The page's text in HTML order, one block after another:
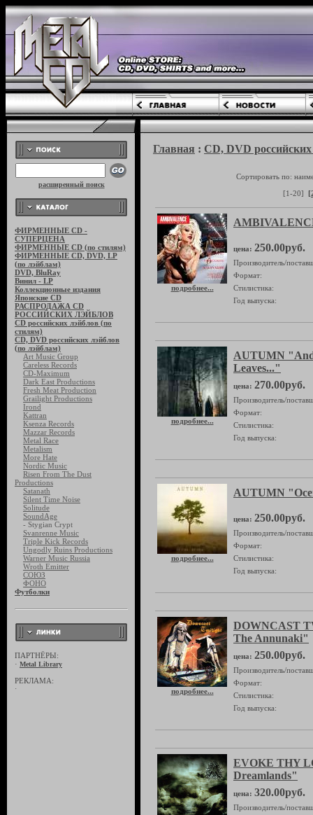
расширенный поиск
ФИРМЕННЫЕ CD -
СУПЕРЦЕНА
ФИРМЕННЫЕ CD (по стилям)
ФИРМЕННЫЕ CD, DVD, LP
(по лэйблам)
DVD, BluRay
Винил - LP
Коллекционные издания
Японские CD
РАСПРОДАЖА CD
РОССИЙСКИХ ЛЭЙБЛОВ
CD российских лэйблов (по
стилям)
CD, DVD российских лэйблов
(по лэйблам)
Art Music Group
Careless Records
CD-Maximum
Dark East Productions
Fresh Meat Production
Grailight Productions
Irond
Kattran
Ksenza Records
Mazzar Records
Metal Race
Metalism
More Hate
Nordic Music
Risen From The Dust
Productions
Satanath
Silent Time Noise
Solitude
SoundAge
- Stygian Crypt
Svanrenne Music
Triple Kick Records
Ungodly Ruins Productions
Warner Music Russia
Wroth Emitter
СОЮЗ
ФОНО
Футболки
ПАРТНЁРЫ:
· Metal Library
РЕКЛАМА:
·
Главная : CD, DVD
Сортировать по:
[1-20]
подробнее...
цена: 250.00руб.
Производитель/
Формат:
Стилистика:
Год выпуска:
подробнее...
AUTUMN
Leaves..."
цена: 270.00руб.
Производитель/
Формат:
Стилистика:
Год выпуска:
подробнее...
AUTUMN
цена: 250.00руб.
Производитель/
Формат:
Стилистика:
Год выпуска:
подробнее...
DOWNCAST
The Annunaki"
цена: 250.00руб.
Производитель/
Формат:
Стилистика:
Год выпуска:
EVOKE THY
Dreamlands"
цена: 320.00руб.
Производитель/